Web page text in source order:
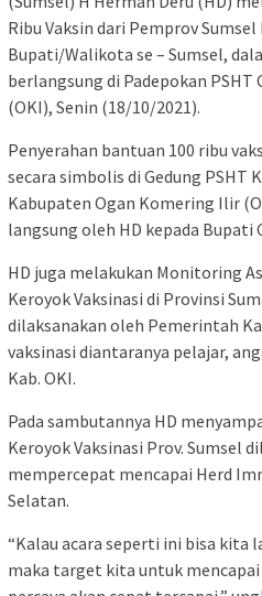
Ribu Vaksin dari Pemprov
Bupati/Walikota se – Sumsel,
berlangsung di Padepokan
(OKI), Senin (18/10/2021).
Penyerahan bantuan 100 ribu
secara simbolis di Gedung PSHT
Kabupaten Ogan Komering Ilir
langsung oleh HD kepada Bupati
HD juga melakukan Monitoring
Keroyok Vaksinasi di Provinsi
dilaksanakan oleh Pemerintah
vaksinasi diantaranya pelajar,
Kab. OKI.
Pada sambutannya HD
Keroyok Vaksinasi Prov. Sumsel
mempercepat mencapai Herd
Selatan.
“Kalau acara seperti ini bisa kita
maka target kita untuk